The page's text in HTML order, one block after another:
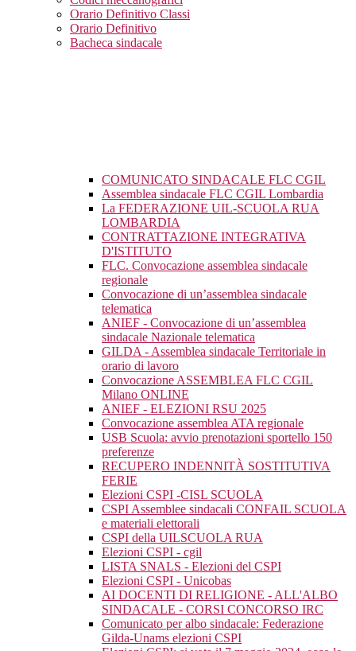
Orario Definitivo Classi
Orario Definitivo
Bacheca sindacale
COMUNICATO SINDACALE FLC CGIL
Assemblea sindacale FLC CGIL Lombardia
La FEDERAZIONE UIL-SCUOLA RUA
LOMBARDIA
CONTRATTAZIONE INTEGRATIVA
D'ISTITUTO
FLC. Convocazione assemblea sindacale
regionale
Convocazione di un’assemblea sindacale
telematica
ANIEF - Convocazione di un’assemblea
sindacale Nazionale telematica
GILDA - Assemblea sindacale Territoriale in
orario di lavoro
Convocazione ASSEMBLEA FLC CGIL
Milano ONLINE
ANIEF - ELEZIONI RSU 2025
Convocazione assemblea ATA regionale
USB Scuola: avvio prenotazioni sportello 150
preferenze
RECUPERO INDENNITÀ SOSTITUTIVA
FERIE
Elezioni CSPI -CISL SCUOLA
CSPI Assemblee sindacali CONFAIL SCUOLA
e materiali elettorali
CSPI della UILSCUOLA RUA
Elezioni CSPI - cgil
LISTA SNALS - Elezioni del CSPI
Elezioni CSPI - Unicobas
AI DOCENTI DI RELIGIONE - ALL'ALBO
SINDACALE - CORSI CONCORSO IRC
Comunicato per albo sindacale: Federazione
Gilda-Unams elezioni CSPI